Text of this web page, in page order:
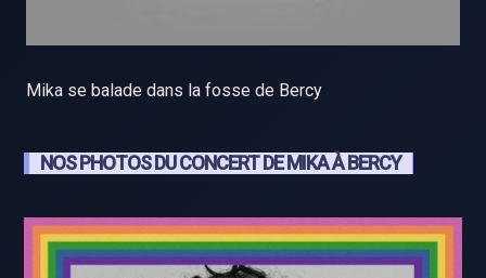
Mika se balade dans la fosse de Bercy
NOS PHOTOS DU CONCERT DE MIKA À BERCY